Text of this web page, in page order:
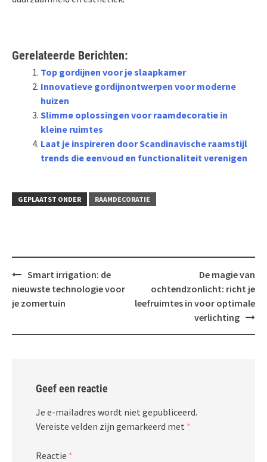
Gerelateerde Berichten:
Top gordijnen voor je slaapkamer
Innovatieve gordijnontwerpen voor moderne
huizen
Slimme oplossingen voor raamdecoratie in
kleine ruimtes
Laat je inspireren door Scandinavische raamstijl
trends die eenvoud en functionaliteit verenigen
GEPLAATST ONDER RAAMDECORATIE
Bericht
navigatie
Smart irrigation: de
nieuwste technologie voor
je zomertuin
De magie van
ochtendzonlicht: richt je
leefruimtes in voor optimale
verlichting
Geef een reactie
Je e-mailadres wordt niet gepubliceerd.
Vereiste velden zijn gemarkeerd met *
Reactie *